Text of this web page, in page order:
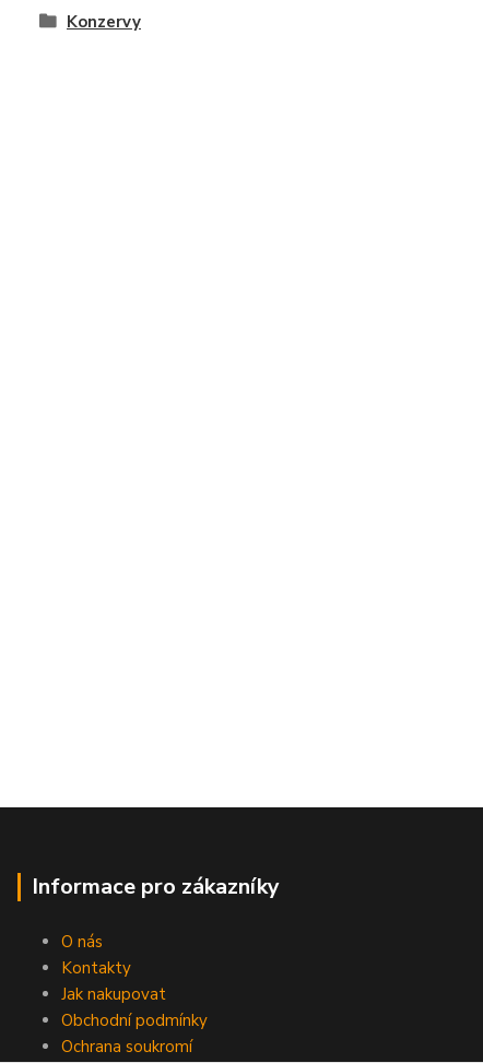
Konzervy
Informace pro zákazníky
O nás
Kontakty
Jak nakupovat
Obchodní podmínky
Ochrana soukromí